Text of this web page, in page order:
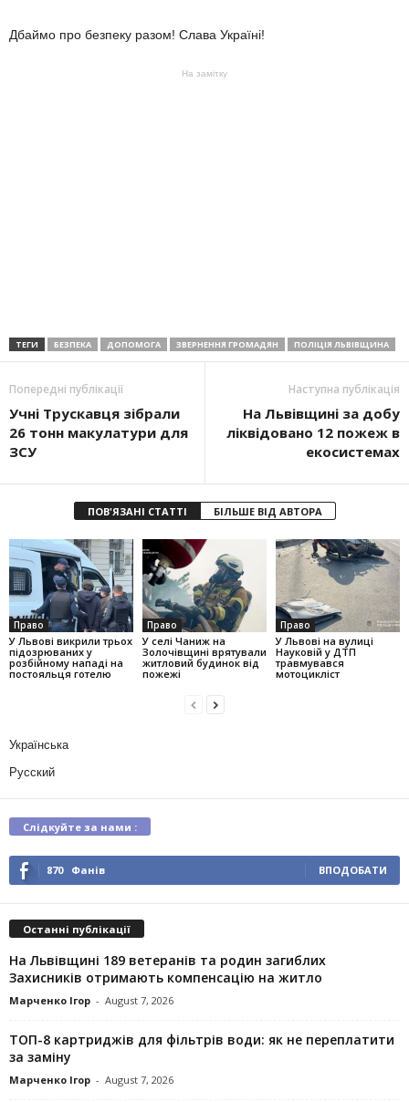
Дбаймо про безпеку разом! Слава Україні!
На замітку
ТЕГИ БЕЗПЕКА ДОПОМОГА ЗВЕРНЕННЯ ГРОМАДЯН ПОЛІЦІЯ ЛЬВІВЩИНА
Попередні публікації
Учні Трускавця зібрали
26 тонн макулатури для
ЗСУ
Наступна публікація
На Львівщині за добу
ліквідовано 12 пожеж в
екосистемах
ПОВ'ЯЗАНІ СТАТТІ БІЛЬШЕ ВІД АВТОРА
Право
У Львові викрили трьох
підозрюваних у
розбійному нападі на
постояльця готелю
Право
У селі Чаниж на
Золочівщині врятували
житловий будинок від
пожежі
Право
У Львові на вулиці
Науковій у ДТП
травмувався
мотоцикліст
Українська
Русский
Слідкуйте за нами :
870 Фанів ВПОДОБАТИ
Останні публікації
На Львівщині 189 ветеранів та родин загиблих
Захисників отримають компенсацію на житло
Марченко Ігор - August 7, 2026
ТОП-8 картриджів для фільтрів води: як не переплатити
за заміну
Марченко Ігор - August 7, 2026